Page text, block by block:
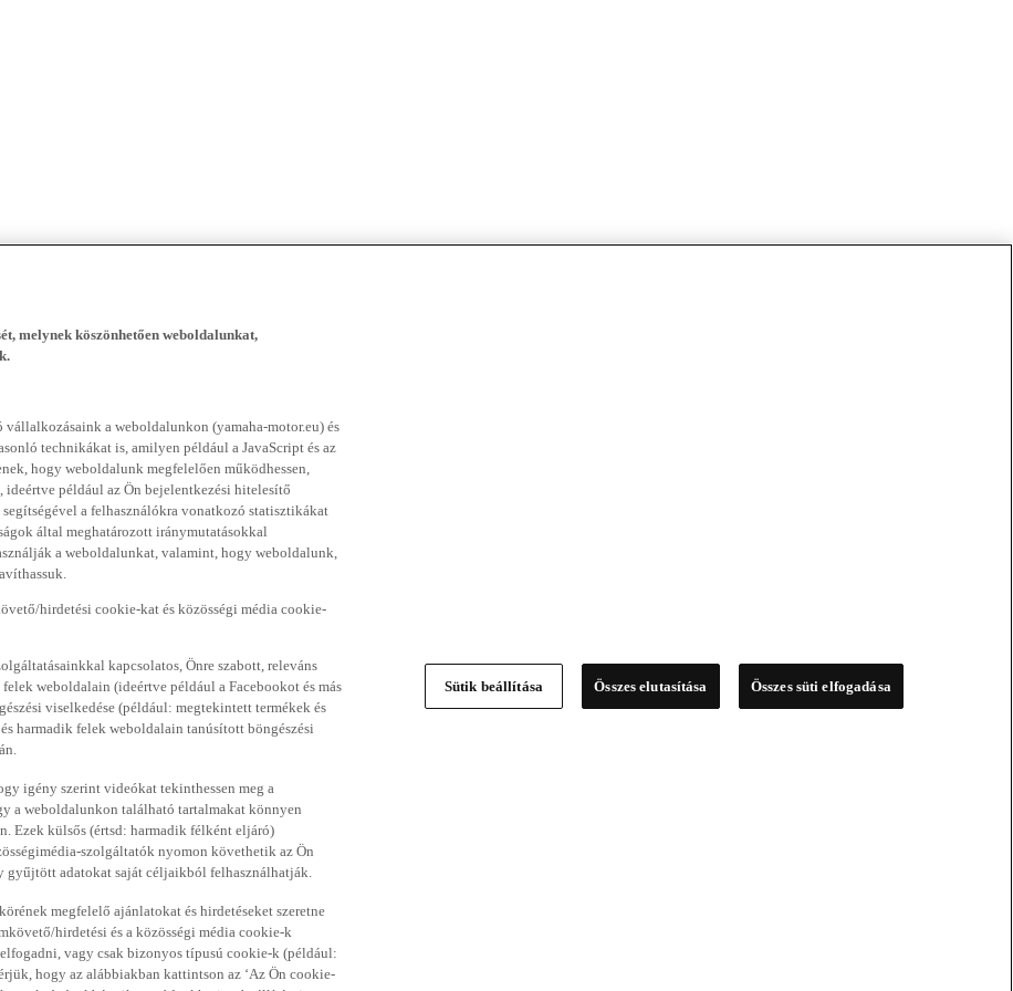
melynek köszönhetően weboldalunkat,
a weboldalunkon (yamaha-motor.eu) és
technikákat is, amilyen például a JavaScript és az
hogy weboldalunk megfelelően működhessen,
például az Ön bejelentkezési hitelesítő
a felhasználókra vonatkozó statisztikákat
által meghatározott iránymutatásokkal
a weboldalunkat, valamint, hogy weboldalunk,
hirdetési cookie-kat és közösségi média cookie-
kapcsolatos, Önre szabott, releváns
weboldalain (ideértve például a Facebookot és más
viselkedése (például: megtekintett termékek és
harmadik felek weboldalain tanúsított böngészési
igény szerint videókat tekinthessen meg a
a weboldalunkon található tartalmakat könnyen
Ezek külsős (értsd: harmadik félként eljáró)
szolgáltatók nyomon követhetik az Ön
gyűjtött adatokat saját céljaikból felhasználhatják.
megfelelő ajánlatokat és hirdetéseket szeretne
hirdetési és a közösségi média cookie-k
vagy csak bizonyos típusú cookie-k (például:
hogy az alábbiakban kattintson az ‘Az Ön cookie-
Sütik beállítása Összes elutasítása Összes süti elfogadása